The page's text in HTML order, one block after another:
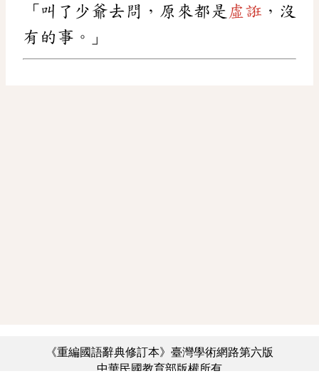
「叫了少爺去問，原來都是 虛誑 ，沒
有的事。」
《重編國語辭典修訂本》臺灣學術網路第六版
中華民國教育部版權所有